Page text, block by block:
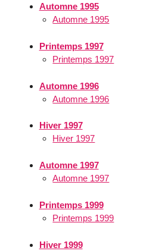
Automne 1995
Automne 1995
Printemps 1997
Printemps 1997
Automne 1996
Automne 1996
Hiver 1997
Hiver 1997
Automne 1997
Automne 1997
Printemps 1999
Printemps 1999
Hiver 1999